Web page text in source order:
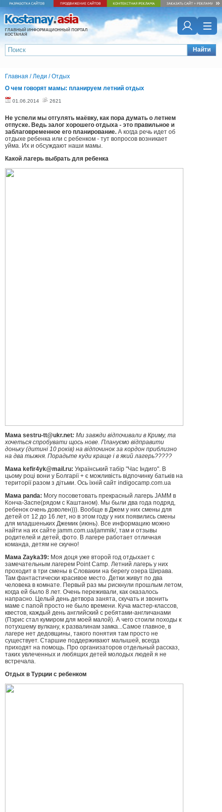
ГЛАВНЫЙ ИНФОРМАЦИОННЫЙ ПОРТАЛ
КОСТАНАЯ
Найти
Главная /Леди /Отдых
О чем говорят мамы: планируем летний отдых
01.06.2014 2621
Не успели мы отгулять маёвку, как пора думать о летнем
отпуске. Ведь залог хорошего отдыха - это правильное и
заблаговременное его планирование. А когда речь идет об
отдыхе ребенка или с ребенком - тут вопросов возникает
уйма. Их и обсуждают наши мамы.
Какой лагерь выбрать для ребенка
Мама sestru-tt@ukr.net: Ми завжди відпочивали в Криму, та
хочеться спробувати щось нове. Плануємо відправити
доньку (дитині 10 років) на відпочинок за кордон приблизно
на два тыжня. Порадьте куди краще і в який лагерь?????
Мама kefir4yk@mail.ru: Український табір "Час Індиго". В
цьому році вони у Болгарії + є можливість відпочинку батьків на
території разом з дітьми. Ось їхній сайт indigocamp.com.ua
Мама panda: Могу посоветовать прекрасный лагерь JAMM в
Конча-Заспе(рядом с Каштаном). Мы были два года подряд,
ребенок очень доволен))). Вообще в Джем у них смены для
детей от 12 до 16 лет, но в этом году у них появились смены
для младшеньких Джемик (июнь). Все информацию можно
найти на их сайте jamm.com.ua/jammik/, там и отзывы
родителей и детей, фото. В лагере работает отличная
команда, детям не скучно!
Мама Zayka39: Моя доця уже второй год отдыхает с
замечательным лагерем Point Camp. Летний лагерь у них
проходит в три смены в Словакии на берегу озера Ширава.
Там фантастически красивое место. Детки живут по два
человека в комнате. Первый раз мы рискнули прошлым летом,
когда ей было 8 лет. Очень переживали, как оказалось
напрасно. Целый день детвора занята, скучать и звонить
маме с папой просто не было времени. Куча мастер-классов,
квестов, каждый день английский с ребятами-англичанами
(Пэрис стал кумиром для моей малой). А чего стоили походы к
потухшему вулкану, к развалинам замка...Самое главное, в
лагере нет дедовщины, такого понятия там просто не
существует. Старшие поддерживают малышей, всегда
приходят на помощь. Про организаторов отдельный рассказ,
таких увлеченных и любящих детей молодых людей я не
встречала.
Отдых в Турции с ребенком